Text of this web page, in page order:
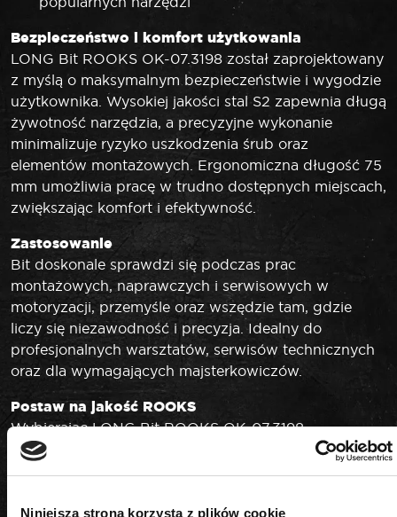
Niniejsza strona korzysta z plików cookie
Bezpieczeństwo i komfort użytkowania
LONG Bit ROOKS OK-07.3198 został zaprojektowany
z myślą o maksymalnym bezpieczeństwie i wygodzie
użytkownika. Wysokiej jakości stal S2 zapewnia długą
żywotność narzędzia, a precyzyjne wykonanie
minimalizuje ryzyko uszkodzenia śrub oraz
elementów montażowych. Ergonomiczna długość 75
mm umożliwia pracę w trudno dostępnych miejscach,
zwiększając komfort i efektywność.
Zastosowanie
Bit doskonale sprawdzi się podczas prac
montażowych, naprawczych i serwisowych w
motoryzacji, przemyśle oraz wszędzie tam, gdzie
liczy się niezawodność i precyzja. Idealny do
profesjonalnych warsztatów, serwisów technicznych
oraz dla wymagających majsterkowiczów.
Postaw na jakość ROOKS
Wybierając LONG Bit ROOKS OK-07.3198,
inwestujesz w wytrzymałość, komfort
długotrwałe i bezproblemowe użytkowanie nawet w